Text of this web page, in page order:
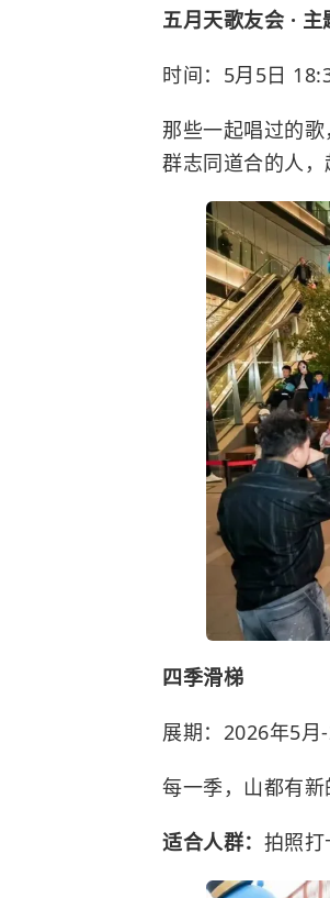
五月天歌友会 ·
时间：5月5日
那些一起唱过的
群志同道合的人，
四季滑梯
展期：2026年5月-
每一季，山都有新
适合人群： 拍照